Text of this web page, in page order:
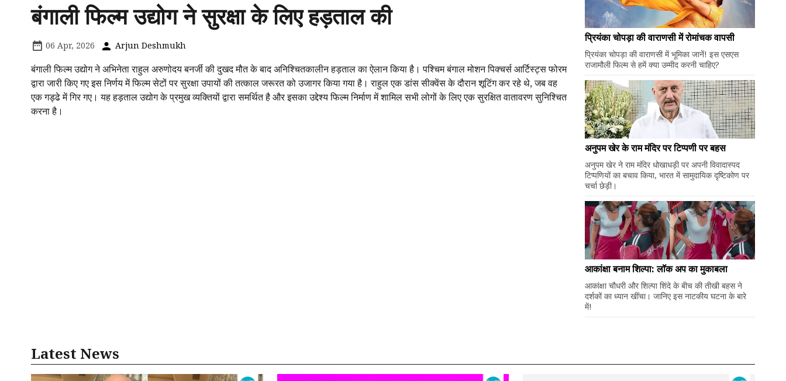
बंगाली फिल्म उद्योग ने सुरक्षा के लिए हड़ताल की
06 Apr, 2026 Arjun Deshmukh
बंगाली फिल्म उद्योग ने अभिनेता राहुल अरुणोदय बनर्जी की दुखद मौत के बाद अनिश्चितकालीन हड़ताल का ऐलान किया है। पश्चिम बंगाल मोशन पिक्चर्स आर्टिस्ट्स फोरम
द्वारा जारी किए गए इस निर्णय में फिल्म सेटों पर सुरक्षा उपायों की तत्काल जरूरत को उजागर किया गया है। राहुल एक डांस सीक्वेंस के दौरान शूटिंग कर रहे थे, जब वह
एक गड्ढे में गिर गए। यह हड़ताल उद्योग के प्रमुख व्यक्तियों द्वारा समर्थित है और इसका उद्देश्य फिल्म निर्माण में शामिल सभी लोगों के लिए एक सुरक्षित वातावरण सुनिश्चित
करना है।
प्रियंका चोपड़ा की वाराणसी में रोमांचक वापसी
प्रियंका चोपड़ा की वाराणसी में भूमिका जानें! इस एसएस
राजामौली फिल्म से हमें क्या उम्मीद करनी चाहिए?
अनुपम खेर के राम मंदिर पर टिप्पणी पर बहस
अनुपम खेर ने राम मंदिर धोखाधड़ी पर अपनी विवादास्पद
टिप्पणियों का बचाव किया, भारत में सामुदायिक दृष्टिकोण पर
चर्चा छेड़ी।
आकांक्षा बनाम शिल्पा: लॉक अप का मुकाबला
आकांक्षा चौधरी और शिल्पा शिंदे के बीच की तीखी बहस ने
दर्शकों का ध्यान खींचा। जानिए इस नाटकीय घटना के बारे
में!
Latest News